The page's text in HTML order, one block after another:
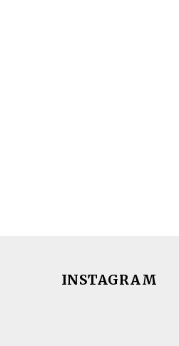
INSTAGRAM